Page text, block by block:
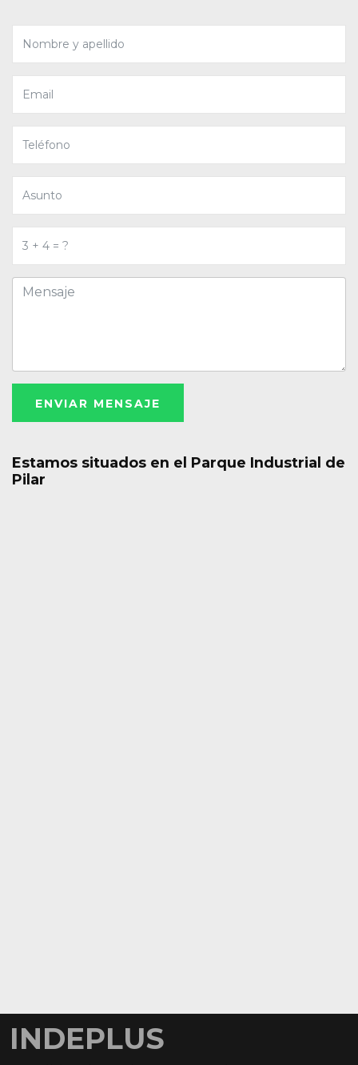
ENVIAR MENSAJE
Estamos situados en el Parque Industrial de
Pilar
INDEPLUS